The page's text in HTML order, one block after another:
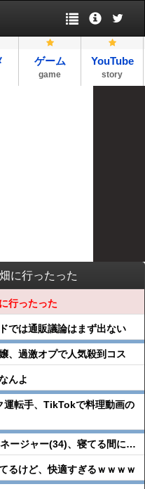
ゲーム
game
YouTube
story
に行ったった
行ったった
では通販議論はまず出ない
、過激オプで人気殺到コス
んよ
運転手、TikTokで料理動画の
ージャー(34)、寝てる間に…
るけど、快適すぎるｗｗｗｗ